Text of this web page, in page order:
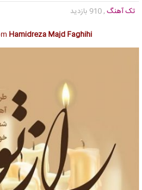
تک آهنگ , 910 بازدید
Hamidreza Majd Faghihi